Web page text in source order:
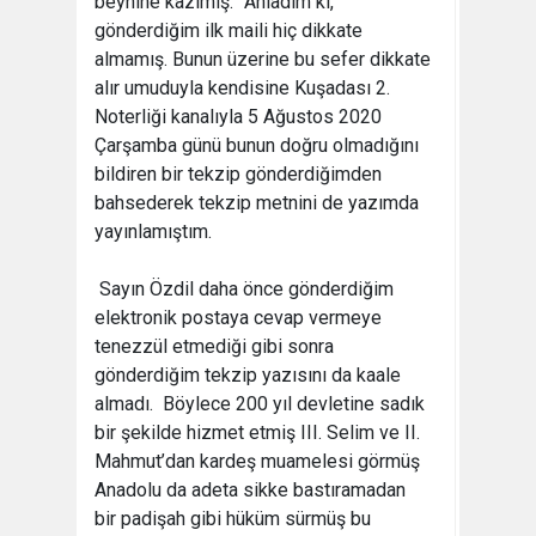
gönderdiğim ilk maili hiç dikkate
almamış. Bunun üzerine bu sefer dikkate
alır umuduyla kendisine Kuşadası 2.
Noterliği kanalıyla 5 Ağustos 2020
Çarşamba günü bunun doğru olmadığını
bildiren bir tekzip gönderdiğimden
bahsederek tekzip metnini de yazımda
yayınlamıştım.
Sayın Özdil daha önce gönderdiğim
elektronik postaya cevap vermeye
tenezzül etmediği gibi sonra
gönderdiğim tekzip yazısını da kaale
almadı. Böylece 200 yıl devletine sadık
bir şekilde hizmet etmiş III. Selim ve II.
Mahmut’dan kardeş muamelesi görmüş
Anadolu da adeta sikke bastıramadan
bir padişah gibi hüküm sürmüş bu